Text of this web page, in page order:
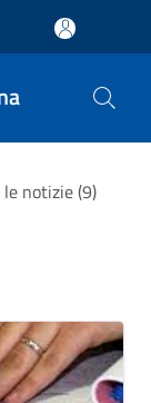
notizie (9)